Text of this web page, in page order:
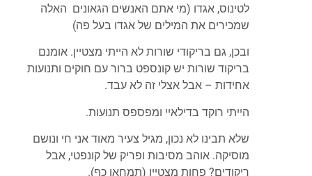
לטינוס, אגדו (מי אתם האנשים הגאונים האלה
שמכירים את המילים של אגדו בעל פה)
ובכן, גם בריקודי שורות לא הייתי מצטיין. אומנם
בריקוד שורות יש קונספט ברור עם חוקים ותנועות
אחידות – אבל אצלי זה לא עבד.
הייתי רוקד בדילאיי ומפספס תנועות.
שלא תבינו לא נכון, מגיל צעיר מאוד אני חי ונושם
מוסיקה. אוהב מסיבות ופריק של קונפטי, אבל
ריקודים? פחות מצטיין (תמחאו כף).